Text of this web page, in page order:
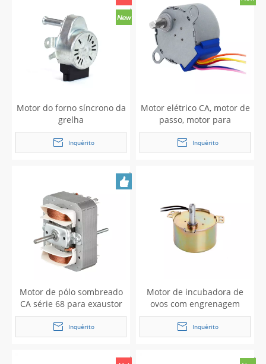
Motor do forno síncrono da
grelha
Inquérito
Motor elétrico CA, motor de
passo, motor para
churrasco
Inquérito
Motor de pólo sombreado
CA série 68 para exaustor
de cozinha e forno
Inquérito
Motor de incubadora de
ovos com engrenagem
síncrona AC
Inquérito